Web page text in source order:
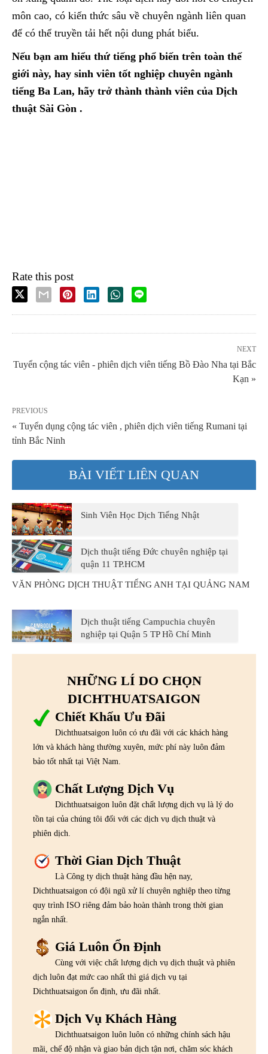
môn cao, có kiến thức sâu về chuyên ngành liên quan
để có thể truyền tải hết nội dung phát biểu.
Nếu bạn am hiểu thứ tiếng phổ biến trên toàn thế
giới này, hay sinh viên tốt nghiệp chuyên ngành
tiếng Ba Lan, hãy trở thành thành viên của Dịch
thuật Sài Gòn .
Rate this post
NEXT
Tuyển cộng tác viên - phiên dịch viên tiếng Bồ Đào Nha tại Bắc
Kạn »
PREVIOUS
« Tuyển dụng cộng tác viên , phiên dịch viên tiếng Rumani tại
tỉnh Bắc Ninh
BÀI VIẾT LIÊN QUAN
Sinh Viên Học Dịch Tiếng Nhật
Dịch thuật tiếng Đức chuyên nghiệp tại
quận 11 TP.HCM
VĂN PHÒNG DỊCH THUẬT TIẾNG ANH TẠI QUẢNG NAM
Dịch thuật tiếng Campuchia chuyên
nghiệp tại Quận 5 TP Hồ Chí Minh
NHỮNG LÍ DO CHỌN
DICHTHUATSAIGON
Chiết Khấu Ưu Đãi
Dichthuatsaigon luôn có ưu đãi với các khách hàng
lớn và khách hàng thường xuyên, mức phí này luôn đảm
bảo tốt nhất tại Việt Nam.
Chất Lượng Dịch Vụ
Dichthuatsaigon luôn đặt chất lượng dịch vụ là lý do
tồn tại của chúng tôi đối với các dịch vụ dịch thuật và
phiên dịch.
Thời Gian Dịch Thuật
Là Công ty dịch thuật hàng đầu hện nay,
Dichthuatsaigon có đội ngũ xử lí chuyên nghiệp theo từng
quy trình ISO riêng đảm bảo hoàn thành trong thời gian
ngắn nhất.
Giá Luôn Ổn Định
Cùng với việc chất lượng dịch vụ dịch thuật và phiên
dịch luôn đạt mức cao nhất thì giá dịch vụ tại
Dichthuatsaigon ổn định, ưu đãi nhất.
Dịch Vụ Khách Hàng
Dichthuatsaigon luôn luôn có những chính sách hậu
mãi, chế độ nhận và giao bản dịch tận nơi, chăm sóc khách